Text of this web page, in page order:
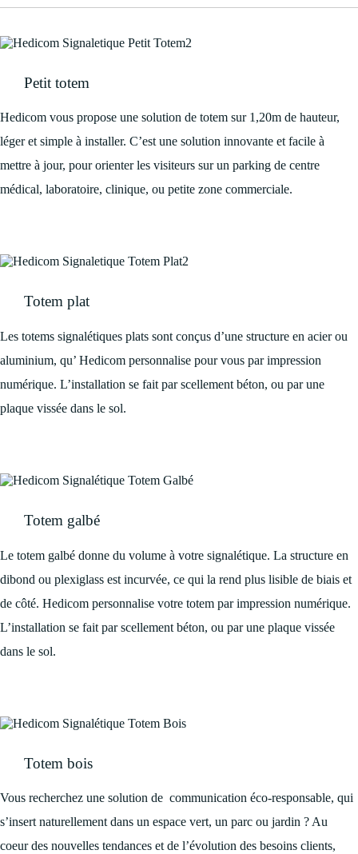
Petit totem
Hedicom vous propose une solution de totem sur 1,20m de hauteur,
léger et simple à installer. C’est une solution innovante et facile à
mettre à jour, pour orienter les visiteurs sur un parking de centre
médical, laboratoire, clinique, ou petite zone commerciale.
Totem plat
Les totems signalétiques plats sont conçus d’une structure en acier ou
aluminium, qu’ Hedicom personnalise pour vous par impression
numérique. L’installation se fait par scellement béton, ou par une
plaque vissée dans le sol.
Totem galbé
Le totem galbé donne du volume à votre signalétique. La structure en
dibond ou plexiglass est incurvée, ce qui la rend plus lisible de biais et
de côté. Hedicom personnalise votre totem par impression numérique.
L’installation se fait par scellement béton, ou par une plaque vissée
dans le sol.
Totem bois
Vous recherchez une solution de communication éco-responsable, qui
s’insert naturellement dans un espace vert, un parc ou jardin ? Au
coeur des nouvelles tendances et de l’évolution des besoins clients,